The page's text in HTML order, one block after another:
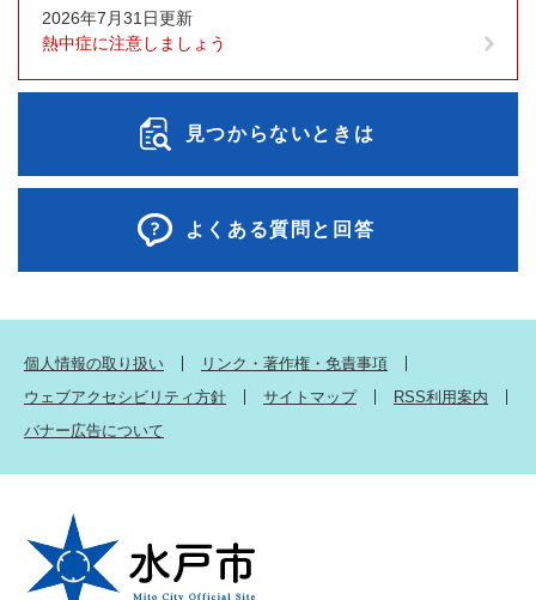
2026年7月31日更新
熱中症に注意しましょう
見つからないときは
よくある質問と回答
個人情報の取り扱い
リンク・著作権・免責事項
ウェブアクセシビリティ方針
サイトマップ
RSS利用案内
バナー広告について